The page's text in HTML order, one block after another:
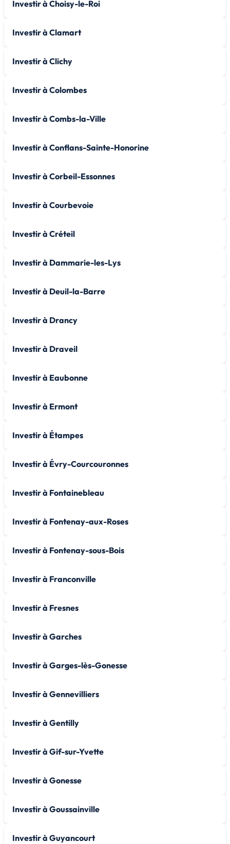
Investir à Choisy-le-Roi
Investir à Clamart
Investir à Clichy
Investir à Colombes
Investir à Combs-la-Ville
Investir à Conflans-Sainte-Honorine
Investir à Corbeil-Essonnes
Investir à Courbevoie
Investir à Créteil
Investir à Dammarie-les-Lys
Investir à Deuil-la-Barre
Investir à Drancy
Investir à Draveil
Investir à Eaubonne
Investir à Ermont
Investir à Étampes
Investir à Évry-Courcouronnes
Investir à Fontainebleau
Investir à Fontenay-aux-Roses
Investir à Fontenay-sous-Bois
Investir à Franconville
Investir à Fresnes
Investir à Garches
Investir à Garges-lès-Gonesse
Investir à Gennevilliers
Investir à Gentilly
Investir à Gif-sur-Yvette
Investir à Gonesse
Investir à Goussainville
Investir à Guyancourt